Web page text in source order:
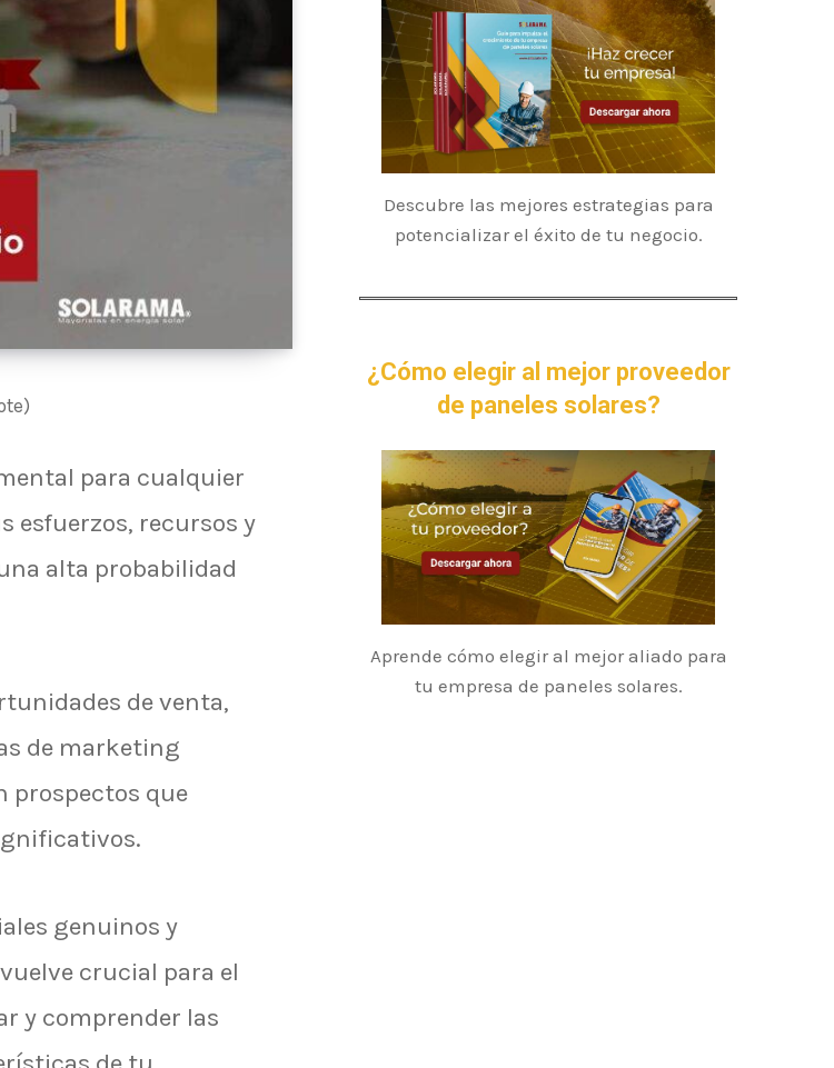
para cualquier
esfuerzos, recursos y
alta probabilidad
de venta,
de marketing
prospectos que
genuinos y
crucial para el
y comprender las
Descubre las mejores estrategias para
potencializar el éxito de tu negocio.
¿Cómo elegir al mejor proveedor
de paneles solares?
Aprende cómo elegir al mejor aliado para
tu empresa de paneles solares.